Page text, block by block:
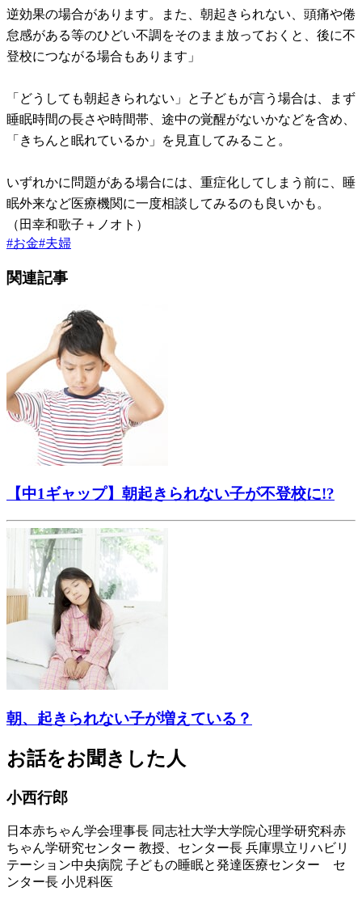
逆効果の場合があります。また、朝起きられない、頭痛や倦
怠感がある等のひどい不調をそのまま放っておくと、後に不
登校につながる場合もあります」
「どうしても朝起きられない」と子どもが言う場合は、まず
睡眠時間の長さや時間帯、途中の覚醒がないかなどを含め、
「きちんと眠れているか」を見直してみること。
いずれかに問題がある場合には、重症化してしまう前に、睡
眠外来など医療機関に一度相談してみるのも良いかも。
（田幸和歌子＋ノオト）
#お金#夫婦
関連記事
【中1ギャップ】朝起きられない子が不登校に!?
朝、起きられない子が増えている？
お話をお聞きした人
小西行郎
日本赤ちゃん学会理事長 同志社大学大学院心理学研究科赤
ちゃん学研究センター 教授、センター長 兵庫県立リハビリ
テーション中央病院 子どもの睡眠と発達医療センター セ
ンター長 小児科医